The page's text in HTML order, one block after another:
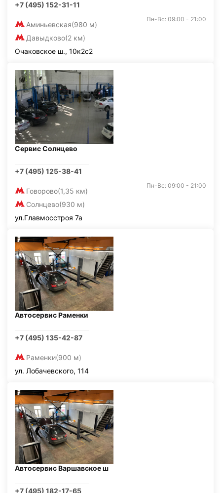
+7 (495) 152-31-11
Аминьевская(980 м)
Давыдково(2 км)
Пн-Вс: 09:00 - 21:00
Очаковское ш., 10к2с2
Сервис Солнцево
+7 (495) 125-38-41
Говорово(1,35 км)
Солнцево(930 м)
Пн-Вс: 09:00 - 21:00
ул.Главмосстроя 7а
Автосервис Раменки
+7 (495) 135-42-87
Раменки(900 м)
ул. Лобачевского, 114
Автосервис Варшавское ш
+7 (495) 182-17-65